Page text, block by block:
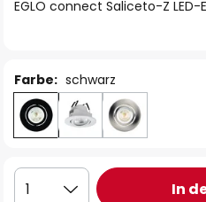
EGLO connect Saliceto-Z
Farbe: schwarz
1 In